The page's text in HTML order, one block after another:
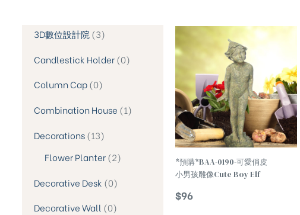
3D數位設計院 3
Candlestick Holder 0
Column Cap 0
Combination House 1
Decorations 13
Flower Planter 2
Decorative Desk 0
Decorative Wall 0
*預購*BAA-0190-可愛俏皮
小男孩雕像Cute Boy Elf
$96